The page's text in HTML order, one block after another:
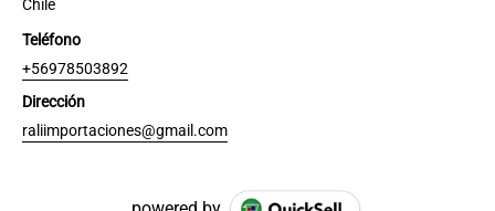
Chile
Teléfono
+56978503892
Dirección
raliimportaciones@gmail.com